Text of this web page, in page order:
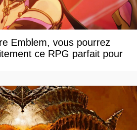
Emblem, vous pourrez
ce RPG parfait pour